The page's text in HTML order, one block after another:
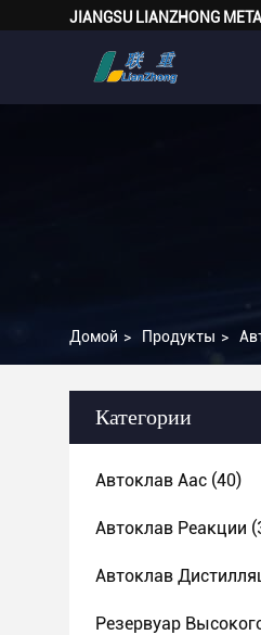
JIANGSU LIANZHONG
Домой > Продукты >
Категории
Автоклав Aac (40)
Автоклав Реакции
Автоклав
Резервуар